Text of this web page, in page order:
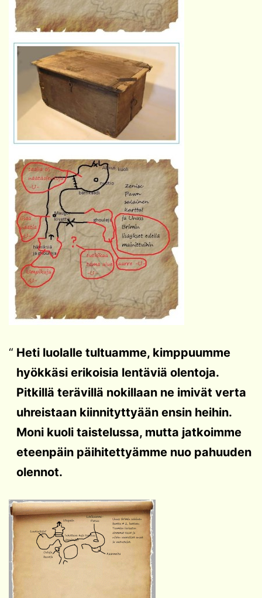
Heti luolalle tultuamme, kimppuumme
hyökkäsi erikoisia lentäviä olentoja.
Pitkillä terävillä nokillaan ne imivät verta
uhreistaan kiinnityttyään ensin heihin.
Moni kuoli taistelussa, mutta jatkoimme
eteenpäin päihitettyämme nuo pahuuden
olennot.